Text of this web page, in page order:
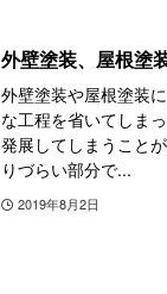
外壁塗装、屋根塗
外壁塗装や屋根塗装
な工程を省いてしま
発展してしまうこと
りづらい部分で...
2019年8月2日